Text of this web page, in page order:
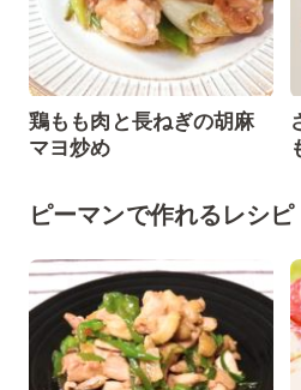
鶏もも肉と長ねぎの胡麻
マヨ炒め
ピーマンで作れるレシピ